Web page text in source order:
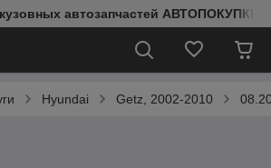
автозапчастей АВТОПОКУПКИ
Hyundai Getz, 2002-2010